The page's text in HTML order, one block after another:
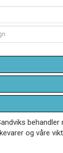
og våre